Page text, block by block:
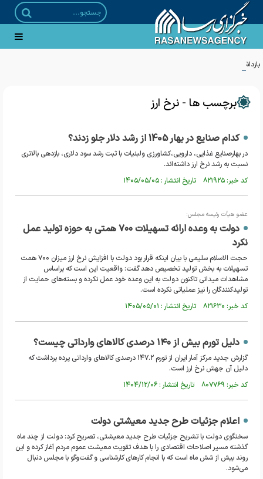
بازداشت ۲۱ مزدور موساد و ۴ شرور مسلح توسط وزارت اطلاعات
برچسب ها - نرخ ارز
کدام صنایع در بهار 1405 از رشد دلار جلو زدند؟
در بهارصنایع غذایی، دارویی،کشاورزی ولبنیات با ثبت رشد سود دلاری، بازدهی بالاتری
نسبت به رشد نرخ ارز داشته‌اند.
کد خبر: ۸۲۱۹۲۵ تاریخ انتشار : ۱۴۰۵/۰۵/۰۵
عضو هیأت رئیسه مجلس:
دولت به وعده ارائه تسهیلات ۷۰۰ همتی به حوزه تولید عمل
نکرد
حجت الاسلام سلیمی با بیان اینکه قرار بود دولت با افزایش نرخ ارز میزان ۷۰۰ همت
تسهیلات به بخش تولید تخصیص دهد گفت: واقعیت این است که براساس
مشاهدات میدانی تاکنون دولت به این وعده خود عمل نکرده و بسته‌های حمایت از
تولیدکنندگان را نیز عملیاتی نکرده است.
کد خبر: ۸۲۱۶۳۰ تاریخ انتشار : ۱۴۰۵/۰۵/۰۱
دلیل تورم بیش از ۱۴۰ درصدی کالا‌های وارداتی چیست؟
گزارش جدید مرکز آمار ایران از تورم ۱۴۷.۲ درصدی کالا‌های وارداتی پرده برداشت که
دلیل آن جهش نرخ ارز است.
کد خبر: ۸۰۷۷۶۹ تاریخ انتشار : ۱۴۰۴/۱۲/۰۶
اعلام جزئیات طرح جدید معیشتی دولت
سخنگوی دولت با تشریح جزئیات طرح جدید معیشتی، تصریح کرد: دولت از چند ماه
گذشته مسیر اصلاحات اقتصادی را با هدف تقویت معیشت عموم مردم آغاز کرده و این
روند بیش از شش ماه است که با انجام کارهای کارشناسی و گفت‌وگو با مجلس دنبال
می‌شود.